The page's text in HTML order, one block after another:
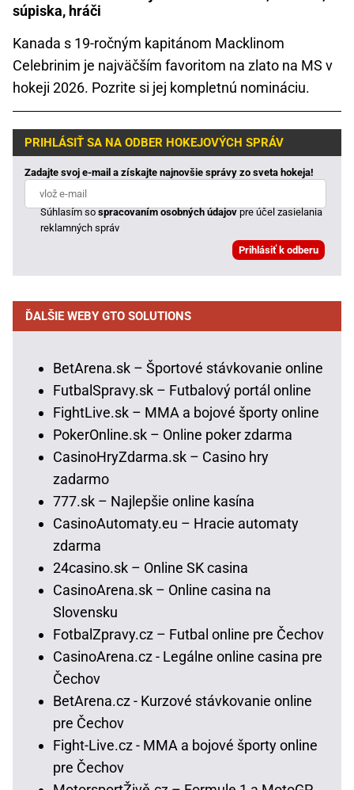
súpiska, hráči
Kanada s 19-ročným kapitánom Macklinom
Celebrinim je najväčším favoritom na zlato na MS v
hokeji 2026. Pozrite si jej kompletnú nomináciu.
PRIHLÁSIŤ SA NA ODBER HOKEJOVÝCH SPRÁV
Zadajte svoj e-mail a získajte najnovšie správy zo sveta hokeja!
Súhlasím sospracovaním osobných údajovpre účel zasielania
reklamných správ
ĎALŠIE WEBY GTO SOLUTIONS
BetArena.sk – Športové stávkovanie online
FutbalSpravy.sk – Futbalový portál online
FightLive.sk – MMA a bojové športy online
PokerOnline.sk – Online poker zdarma
CasinoHryZdarma.sk – Casino hry
zadarmo
777.sk – Najlepšie online kasína
CasinoAutomaty.eu – Hracie automaty
zdarma
24casino.sk – Online SK casina
CasinoArena.sk – Online casina na
Slovensku
FotbalZpravy.cz – Futbal online pre Čechov
CasinoArena.cz - Legálne online casina pre
Čechov
BetArena.cz - Kurzové stávkovanie online
pre Čechov
Fight-Live.cz - MMA a bojové športy online
pre Čechov